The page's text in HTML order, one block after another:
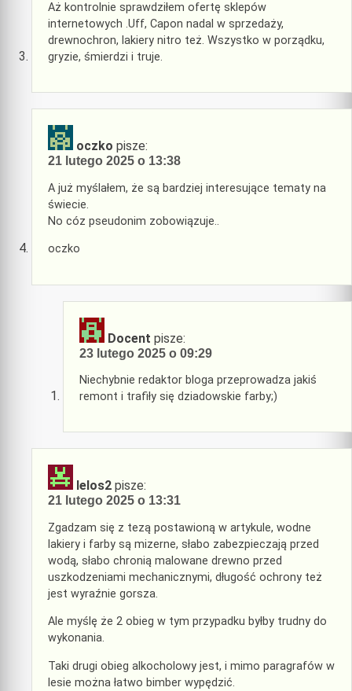
Aż kontrolnie sprawdziłem ofertę sklepów
internetowych .Uff, Capon nadal w sprzedaży,
drewnochron, lakiery nitro też. Wszystko w porządku,
gryzie, śmierdzi i truje.
oczko pisze:
21 lutego 2025 o 13:38
A już myślałem, że są bardziej interesujące tematy na
świecie.
No cóz pseudonim zobowiązuje..
oczko
Docent pisze:
23 lutego 2025 o 09:29
Niechybnie redaktor bloga przeprowadza jakiś
remont i trafiły się dziadowskie farby;)
lelos2 pisze:
21 lutego 2025 o 13:31
Zgadzam się z tezą postawioną w artykule, wodne
lakiery i farby są mizerne, słabo zabezpieczają przed
wodą, słabo chronią malowane drewno przed
uszkodzeniami mechanicznymi, długość ochrony też
jest wyraźnie gorsza.
Ale myślę że 2 obieg w tym przypadku byłby trudny do
wykonania.
Taki drugi obieg alkocholowy jest, i mimo paragrafów w
lesie można łatwo bimber wypędzić.